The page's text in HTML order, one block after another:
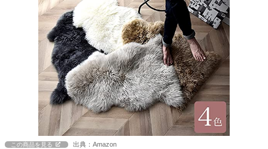
この商品を見る 出典：Amazon